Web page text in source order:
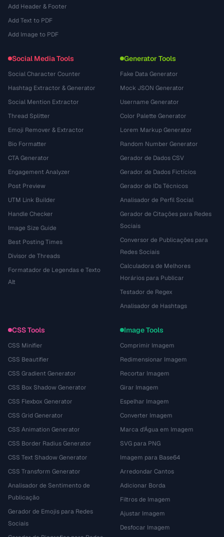
Add Header & Footer
Add Text to PDF
Add Image to PDF
Social Media Tools
Social Character Counter
Hashtag Extractor & Generator
Social Mention Extractor
Thread Splitter
Emoji Remover & Extractor
Bio Formatter
CTA Generator
Engagement Analyzer
Post Preview
UTM Link Builder
Handle Checker
Image Size Guide
Best Posting Times
Divisor de Threads
Formatador de Legendas e Texto
Alt
Generator Tools
Fake Data Generator
Mock JSON Generator
Username Generator
Color Palette Generator
Lorem Markup Generator
Random Number Generator
Gerador de Dados CSV
Gerador de Dados Fictícios
Gerador de IDs Técnicos
Analisador de Perfil Social
Gerador de Citações para Redes
Sociais
Conversor de Publicações para
Redes Sociais
Calculadora de Melhores
Horários para Publicar
Testador de Regex
Analisador de Hashtags
CSS Tools
CSS Minifier
CSS Beautifier
CSS Gradient Generator
CSS Box Shadow Generator
CSS Flexbox Generator
CSS Grid Generator
CSS Animation Generator
CSS Border Radius Generator
CSS Text Shadow Generator
CSS Transform Generator
Analisador de Sentimento de
Publicação
Gerador de Emojis para Redes
Sociais
Image Tools
Comprimir Imagem
Redimensionar Imagem
Recortar Imagem
Girar Imagem
Espelhar Imagem
Converter Imagem
Marca d'Água em Imagem
SVG para PNG
Imagem para Base64
Arredondar Cantos
Adicionar Borda
Filtros de Imagem
Ajustar Imagem
Desfocar Imagem